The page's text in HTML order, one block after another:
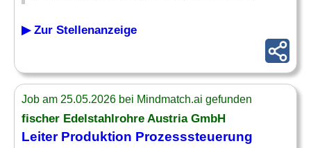
▶ Zur Stellenanzeige
Job am 25.05.2026 bei Mindmatch.ai gefunden
fischer Edelstahlrohre Austria GmbH
Leiter Produktion Prozesssteuerung